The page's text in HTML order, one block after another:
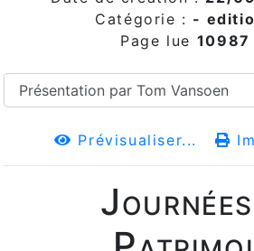
Catégorie : -
Page lue
Prévisualiser...